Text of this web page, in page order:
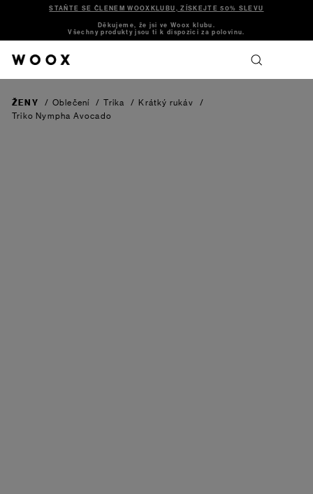
STAŇTE SE ČLENEM WOOXKLUBU, ZÍSKEJTE 50% SLEVU
Děkujeme, že jsi ve Woox klubu.
Všechny produkty jsou ti k dispozici za polovinu.
ŽENY / Oblečení / Trika / Krátký rukáv
/
Triko Nympha Avocado